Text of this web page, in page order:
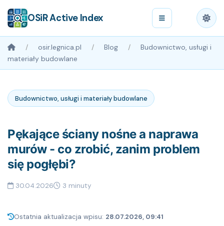
OSiR Active Index
osir.legnica.pl Blog
Budownictwo, usługi i
materiały budowlane
Budownictwo, usługi i materiały budowlane
Pękające ściany nośne a naprawa
murów - co zrobić, zanim problem
się pogłębi?
30.04.2026 3 minuty
Ostatnia aktualizacja wpisu: 28.07.2026, 09:41